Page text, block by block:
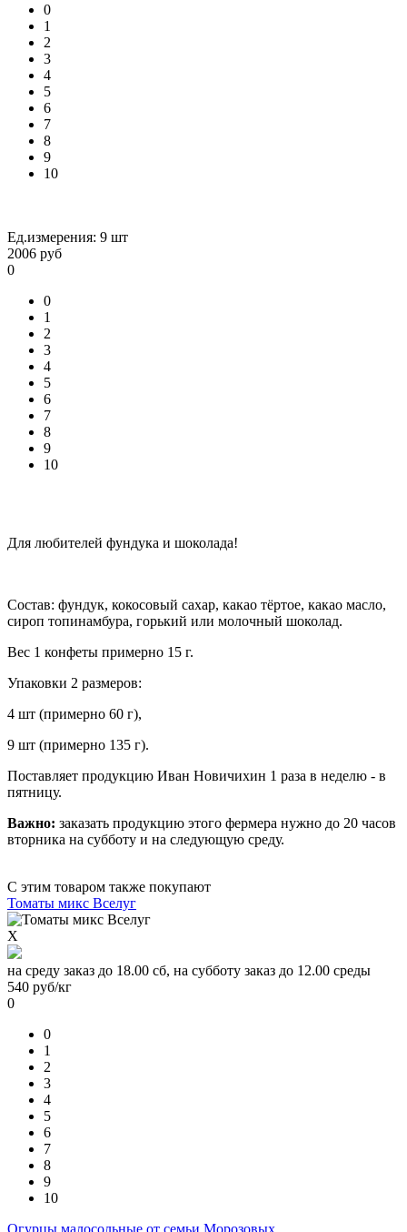
0
1
2
3
4
5
6
7
8
9
10
Ед.измерения: 9 шт
2006 руб
0
0
1
2
3
4
5
6
7
8
9
10
Для любителей фундука и шоколада!
Состав: фундук, кокосовый сахар, какао тёртое, какао масло,
сироп топинамбура, горький или молочный шоколад.
Вес 1 конфеты примерно 15 г.
Упаковки 2 размеров:
4 шт (примерно 60 г),
9 шт (примерно 135 г).
Поставляет продукцию Иван Новичихин 1 раза в неделю - в
пятницу.
Важно: заказать продукцию этого фермера нужно до 20 часов
вторника на субботу и на следующую среду.
С этим товаром также покупают
Томаты микс Вселуг
X
на среду заказ до 18.00 сб, на субботу заказ до 12.00 среды
540 руб/кг
0
0
1
2
3
4
5
6
7
8
9
10
Огурцы малосольные от семьи Морозовых